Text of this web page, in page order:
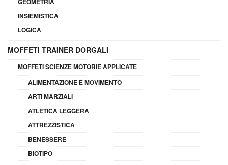
INSIEMISTICA
LOGICA
MOFFETI TRAINER DORGALI
MOFFETI SCIENZE MOTORIE APPLICATE
ALIMENTAZIONE E MOVIMENTO
ARTI MARZIALI
ATLETICA LEGGERA
ATTREZZISTICA
BENESSERE
BIOTIPO